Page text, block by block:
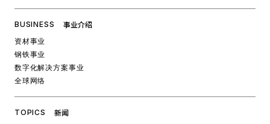
BUSINESS 事业介绍
资材事业
钢铁事业
数字化解决方案事业
全球网络
TOPICS 新闻